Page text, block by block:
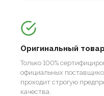
Оригинальный товар
Только 100%
официальных
проходит строгую
качества.